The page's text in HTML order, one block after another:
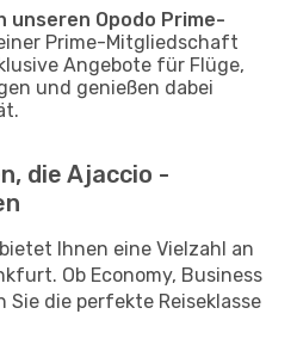
unseren Opodo Prime-
Prime-Mitgliedschaft
Angebote für Flüge,
und genießen dabei
die Ajaccio -
Ihnen eine Vielzahl an
Ob Economy, Business
Sie die perfekte Reiseklasse